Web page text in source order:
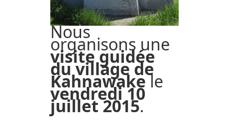
Nous
organisons une
visite guidée
du village de
Kahnawakele
vendredi 10
juillet 2015.